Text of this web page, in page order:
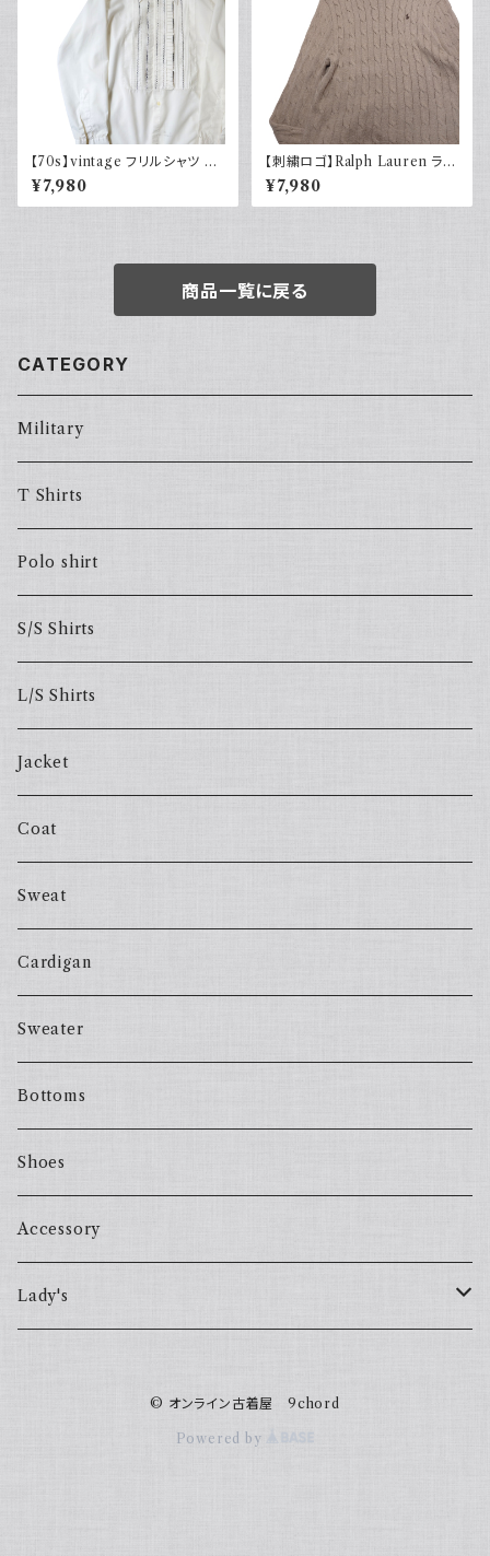
【70s】vintage フリルシャツ ヴ
ィンテージ古着 長袖シャツ ドレ
スシャツ 白 ホワイト系 1970年
代 レトロ
¥7,980
【刺繍ロゴ】Ralph Lauren ラル
フローレン ケーブル編みニット
ベージュ
¥7,980
商品一覧に戻る
CATEGORY
Military
T Shirts
Polo shirt
S/S Shirts
L/S Shirts
Jacket
Coat
Sweat
Cardigan
Sweater
Bottoms
Shoes
Accessory
Lady's
© オンライン古着屋 9chord
Powered by